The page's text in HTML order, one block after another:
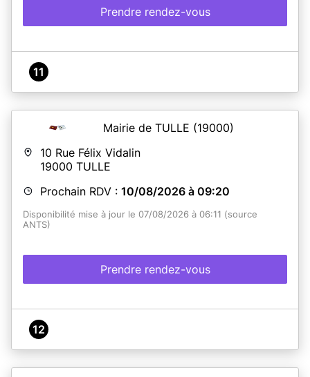
Prendre rendez-vous
11
Mairie de TULLE (19000)
10 Rue Félix Vidalin
19000 TULLE
Prochain RDV : 10/08/2026 à 09:20
Disponibilité mise à jour le 07/08/2026 à 06:11 (source
ANTS)
Prendre rendez-vous
12